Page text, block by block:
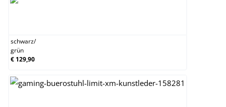
schwarz/
grün
€ 129,90